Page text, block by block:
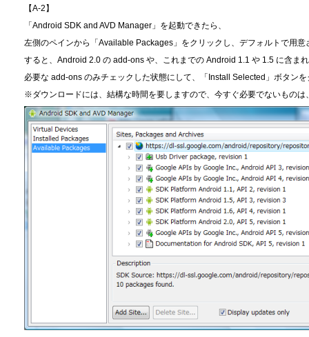
【A-2】
「Android SDK and AVD Manager」を起動できたら、
左側のペインから「Available Packages」をクリックし、デフォルトで用
すると、Android 2.0 の add-ons や、これまでの Android 1.1 や 1.5 に含ま
必要な add-ons のみチェックした状態にして、「Install Selected」ボタン
※ダウンロードには、結構な時間を要しますので、今すぐ必要でないものは